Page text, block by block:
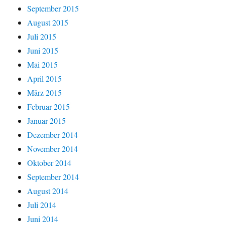
September 2015
August 2015
Juli 2015
Juni 2015
Mai 2015
April 2015
März 2015
Februar 2015
Januar 2015
Dezember 2014
November 2014
Oktober 2014
September 2014
August 2014
Juli 2014
Juni 2014